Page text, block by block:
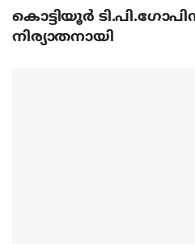
കൊട്ടിയൂര്‍
നിര്യാതനായി